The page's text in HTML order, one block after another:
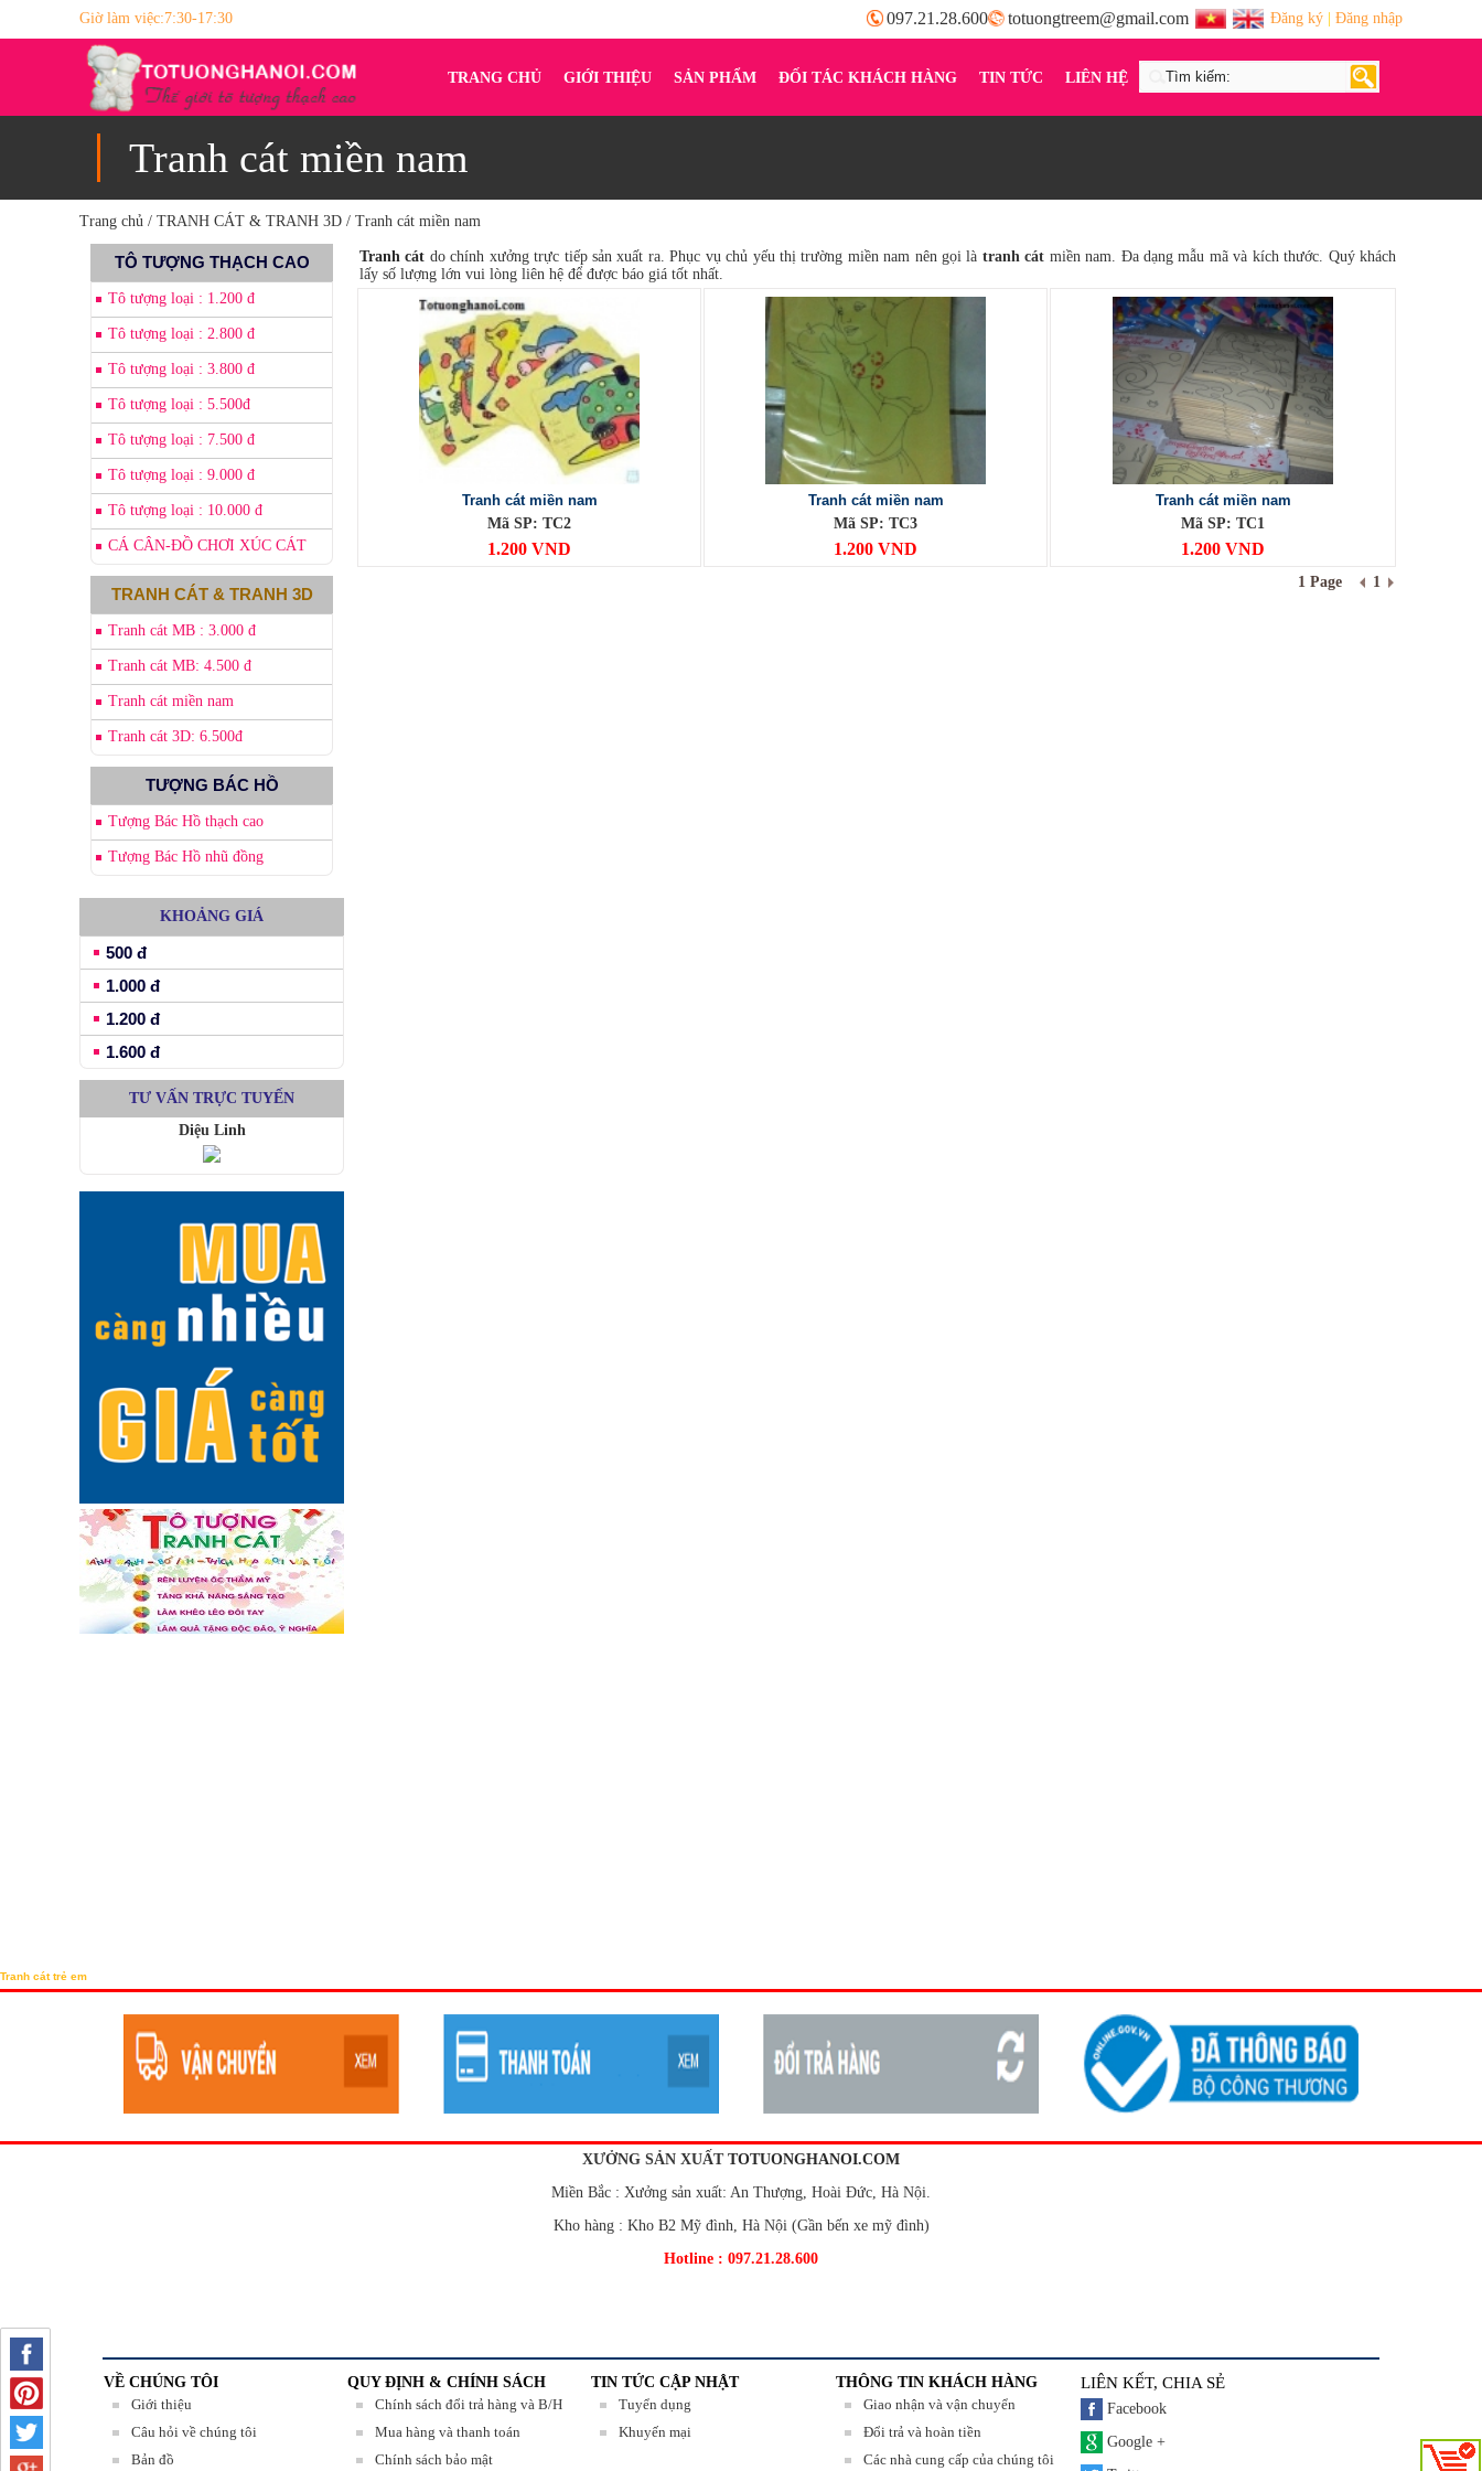
Giờ làm việc:7:30-17:30 097.21.28.600 totuongtreem@gmail.com Đăng ký Đăng nhập
TRANG CHỦ GIỚI THIỆU SẢN PHẨM ĐỐI TÁC KHÁCH HÀNG TIN TỨC LIÊN HỆ
Tranh cát miền nam
Trang chủ / TRANH CÁT & TRANH 3D / Tranh cát miền nam
TÔ TƯỢNG THẠCH CAO
Tô tượng loại : 1.200 đ
Tô tượng loại : 2.800 đ
Tô tượng loại : 3.800 đ
Tô tượng loại : 5.500đ
Tô tượng loại : 7.500 đ
Tô tượng loại : 9.000 đ
Tô tượng loại : 10.000 đ
CÁ CÂN-ĐỒ CHƠI XÚC CÁT
TRANH CÁT & TRANH 3D
Tranh cát MB : 3.000 đ
Tranh cát MB: 4.500 đ
Tranh cát miền nam
Tranh cát 3D: 6.500đ
TƯỢNG BÁC HỒ
Tượng Bác Hồ thạch cao
Tượng Bác Hồ nhũ đồng
KHOẢNG GIÁ
500 đ
1.000 đ
1.200 đ
1.600 đ
TƯ VẤN TRỰC TUYẾN
Diệu Linh
Tranh cát do chính xưởng trực tiếp sản xuất ra. Phục vụ chủ yếu thị trường miền nam nên gọi là tranh cát miền nam. Đa dạng mẫu mã và kích thước. Quý khách
lấy số lượng lớn vui lòng liên hệ để được báo giá tốt nhất.
Tranh cát miền nam
Mã SP: TC2
1.200 VND
Tranh cát miền nam
Mã SP: TC3
1.200 VND
Tranh cát miền nam
Mã SP: TC1
1.200 VND
1 Page 1
Tranh cát trẻ em
XƯỞNG SẢN XUẤT TOTUONGHANOI.COM
Miền Bắc : Xưởng sản xuất: An Thượng, Hoài Đức, Hà Nội.
Kho hàng : Kho B2 Mỹ đình, Hà Nội (Gần bến xe mỹ đình)
Hotline : 097.21.28.600
VỀ CHÚNG TÔI
Giới thiệu
Câu hỏi về chúng tôi
Bản đồ
QUY ĐỊNH & CHÍNH SÁCH
Chính sách đổi trả hàng và B/H
Mua hàng và thanh toán
Chính sách bảo mật
TIN TỨC CẬP NHẬT
Tuyển dụng
Khuyến mại
THÔNG TIN KHÁCH HÀNG
Giao nhận và vận chuyển
Đổi trả và hoàn tiền
Các nhà cung cấp của chúng tôi
LIÊN KẾT, CHIA SẺ
Facebook
Google +